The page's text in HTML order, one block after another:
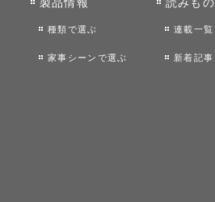
種類で選ぶ
家事シーンで選ぶ
連載一覧
新着記事